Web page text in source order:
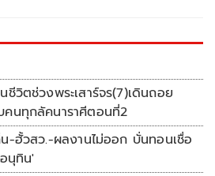
วิตช่วงพระเสาร์จร(7)เดินถอย
คนทุกลัคนาราศีตอนที่2
-ฮั้วสว.-ผลงานไม่ออก บั่นทอนเชื่อ
นุทิน'